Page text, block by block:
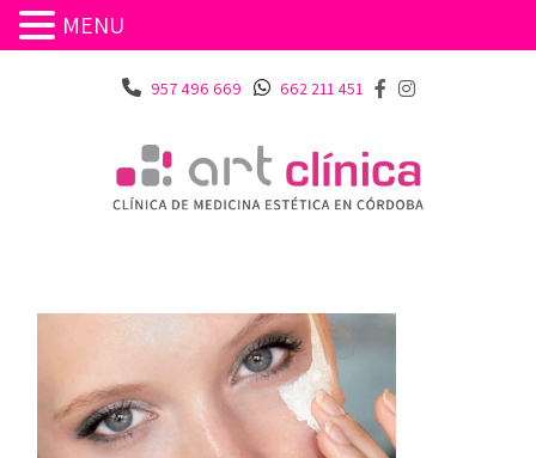
957 496 669 662 211 451
MENU